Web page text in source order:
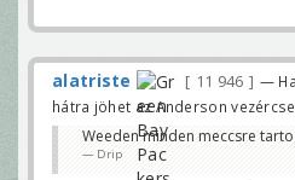
alatriste 11 946
—
hátra jöhet az Anderson
Weeden minden meccsre
Drip